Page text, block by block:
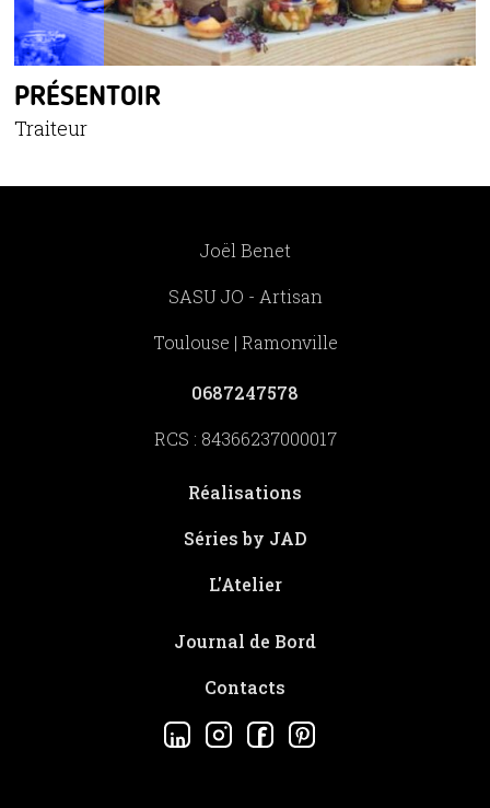
PRÉSENTOIR
Traiteur
Joël Benet
SASU JO - Artisan
Toulouse | Ramonville
0687247578
RCS : 84366237000017
Réalisations
Séries by JAD
L'Atelier
Journal de Bord
Contacts